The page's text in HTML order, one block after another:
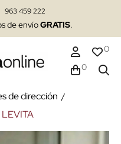
963 459 222
de envíoGRATIS.
0
0
de dirección